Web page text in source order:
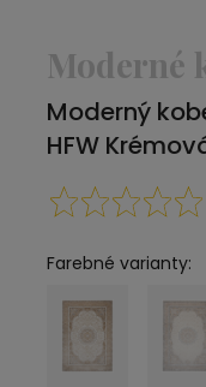
Moderné
Moderný
HFW
Farebné varianty: